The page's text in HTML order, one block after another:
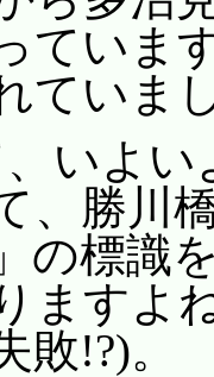
ていま
ていま
いよい
、勝川
の標識
ますよ
敗!?)。